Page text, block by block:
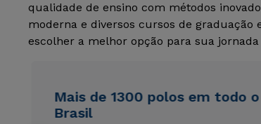
qualidade de ensino com métodos
moderna e diversos cursos de graduação
escolher a melhor opção para sua
Mais de 1300 polos em todo o
Brasil